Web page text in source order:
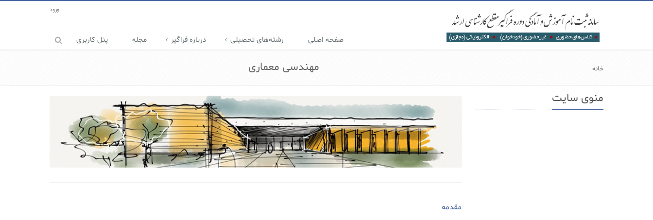
ورود
صفحه اصلی رشته‌های تحصیلی درباره فراگیر مجله پنل کاربری
خانه مهندسی معماری
منوی سایت
مقدمه